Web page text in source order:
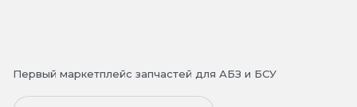
Первый маркетплейс запчастей для АБЗ и БСУ